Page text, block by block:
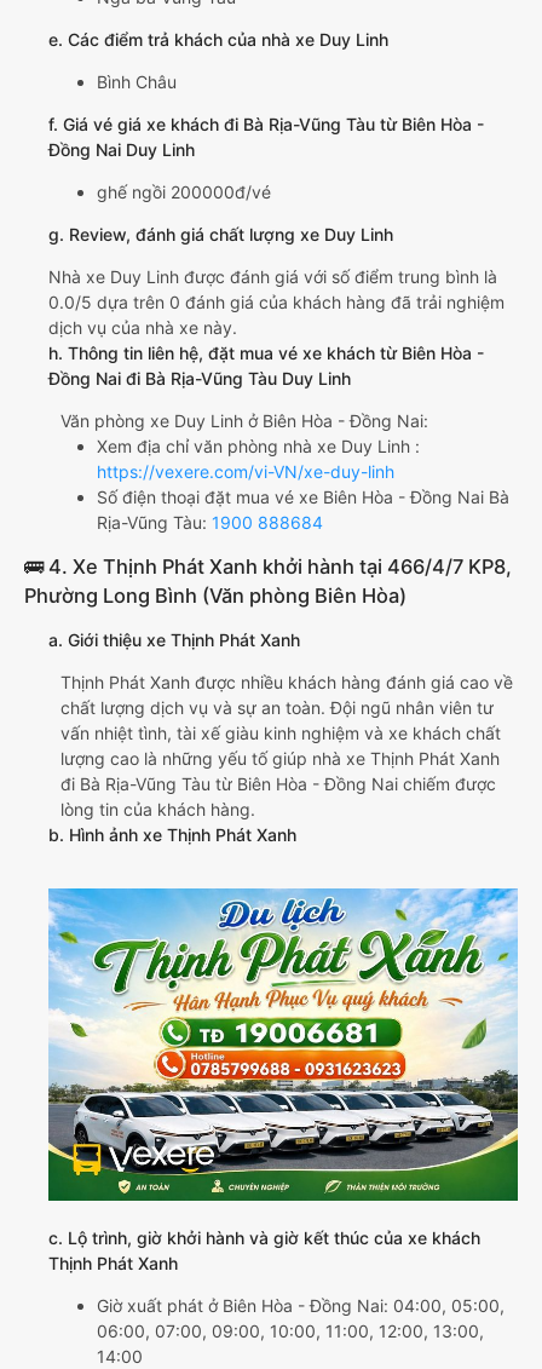
e. Các điểm trả khách của nhà xe Duy Linh
Bình Châu
f. Giá vé giá xe khách đi Bà Rịa-Vũng Tàu từ Biên Hòa -
Đồng Nai Duy Linh
ghế ngồi 200000đ/vé
g. Review, đánh giá chất lượng xe Duy Linh
Nhà xe Duy Linh được đánh giá với số điểm trung bình là
0.0/5 dựa trên 0 đánh giá của khách hàng đã trải nghiệm
dịch vụ của nhà xe này.
h. Thông tin liên hệ, đặt mua vé xe khách từ Biên Hòa -
Đồng Nai đi Bà Rịa-Vũng Tàu Duy Linh
Văn phòng xe Duy Linh ở Biên Hòa - Đồng Nai:
Xem địa chỉ văn phòng nhà xe Duy Linh :
https://vexere.com/vi-VN/xe-duy-linh
Số điện thoại đặt mua vé xe Biên Hòa - Đồng Nai Bà
Rịa-Vũng Tàu: 1900 888684
🚌 4. Xe Thịnh Phát Xanh khởi hành tại 466/4/7 KP8,
Phường Long Bình (Văn phòng Biên Hòa)
a. Giới thiệu xe Thịnh Phát Xanh
Thịnh Phát Xanh được nhiều khách hàng đánh giá cao về
chất lượng dịch vụ và sự an toàn. Đội ngũ nhân viên tư
vấn nhiệt tình, tài xế giàu kinh nghiệm và xe khách chất
lượng cao là những yếu tố giúp nhà xe Thịnh Phát Xanh
đi Bà Rịa-Vũng Tàu từ Biên Hòa - Đồng Nai chiếm được
lòng tin của khách hàng.
b. Hình ảnh xe Thịnh Phát Xanh
c. Lộ trình, giờ khởi hành và giờ kết thúc của xe khách
Thịnh Phát Xanh
Giờ xuất phát ở Biên Hòa - Đồng Nai: 04:00, 05:00,
06:00, 07:00, 09:00, 10:00, 11:00, 12:00, 13:00,
14:00